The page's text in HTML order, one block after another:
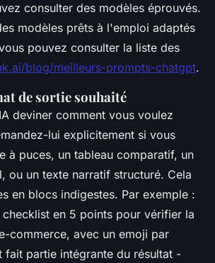
consulter des modèles éprouvés.
modèles prêts à l'emploi adaptés
pouvez consulter la liste des
blog/meilleurs-prompts-chatgpt.
de sortie souhaité
deviner comment vous voulez
lui explicitement si vous
à puces, un tableau comparatif, un
ou un texte narratif structuré. Cela
en blocs indigestes. Par exemple :
checklist en 5 points pour vérifier la
commerce, avec un emoji par
fait partie intégrante du résultat -